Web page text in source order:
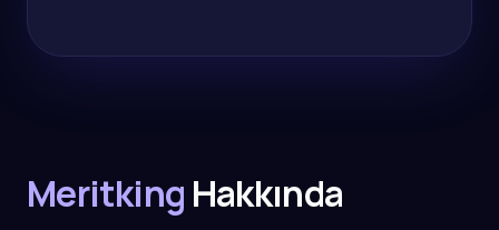
Meritking Hakkında